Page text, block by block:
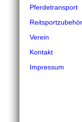
Pferdetransport
Reitsportzubehör
Verein
Kontakt
Impressum